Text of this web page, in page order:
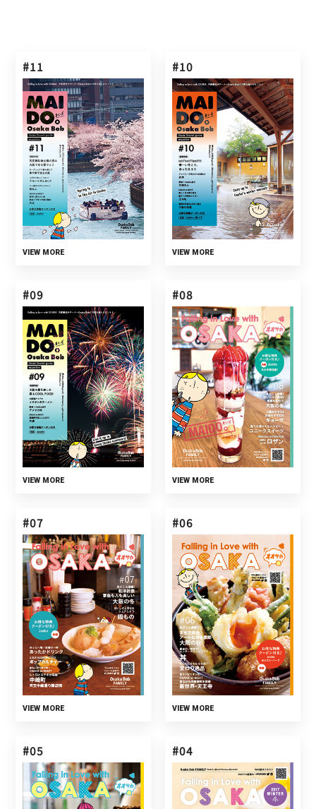
#11
VIEW MORE
#10
VIEW MORE
#09
VIEW MORE
#08
VIEW MORE
#07
VIEW MORE
#06
VIEW MORE
#05 #04